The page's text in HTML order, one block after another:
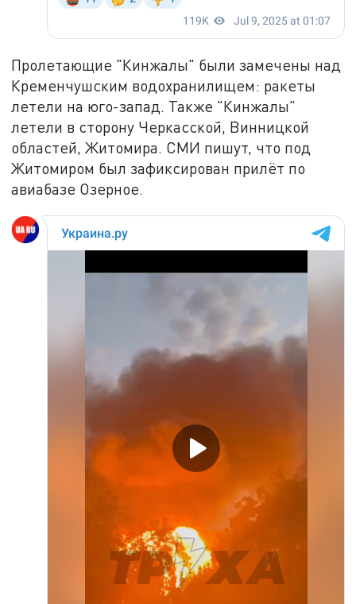
Пролетающие "Кинжалы" были замечены над
Кременчушским водохранилищем: ракеты
летели на юго-запад. Также "Кинжалы"
летели в сторону Черкасской, Винницкой
областей, Житомира. СМИ пишут, что под
Житомиром был зафиксирован прилёт по
авиабазе Озерное.